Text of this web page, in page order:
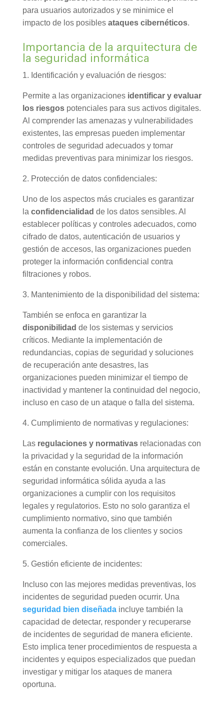
para usuarios autorizados y se minimice el
impacto de los posibles ataques cibernéticos.
Importancia de la arquitectura de
la seguridad informática
1. Identificación y evaluación de riesgos:
Permite a las organizaciones identificar y evaluar
los riesgospotenciales para sus activos digitales.
Al comprender las amenazas y vulnerabilidades
existentes, las empresas pueden implementar
controles de seguridad adecuados y tomar
medidas preventivas para minimizar los riesgos.
2. Protección de datos confidenciales:
Uno de los aspectos más cruciales es garantizar
la confidencialidad de los datos sensibles. Al
establecer políticas y controles adecuados, como
cifrado de datos, autenticación de usuarios y
gestión de accesos, las organizaciones pueden
proteger la información confidencial contra
filtraciones y robos.
3. Mantenimiento de la disponibilidad del sistema:
También se enfoca en garantizar la
disponibilidad de los sistemas y servicios
críticos. Mediante la implementación de
redundancias, copias de seguridad y soluciones
de recuperación ante desastres, las
organizaciones pueden minimizar el tiempo de
inactividad y mantener la continuidad del negocio,
incluso en caso de un ataque o falla del sistema.
4. Cumplimiento de normativas y regulaciones:
Las regulaciones y normativasrelacionadas con
la privacidad y la seguridad de la información
están en constante evolución. Una arquitectura de
seguridad informática sólida ayuda a las
organizaciones a cumplir con los requisitos
legales y regulatorios. Esto no solo garantiza el
cumplimiento normativo, sino que también
aumenta la confianza de los clientes y socios
comerciales.
5. Gestión eficiente de incidentes:
Incluso con las mejores medidas preventivas, los
incidentes de seguridad pueden ocurrir. Una
seguridad bien diseñadaincluye también la
capacidad de detectar, responder y recuperarse
de incidentes de seguridad de manera eficiente.
Esto implica tener procedimientos de respuesta a
incidentes y equipos especializados que puedan
investigar y mitigar los ataques de manera
oportuna.